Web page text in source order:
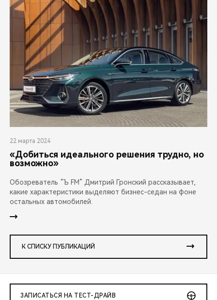
22 марта 2024
«Добиться идеального решения трудно, но
возможно»
Обозреватель “Ъ FM” Дмитрий Гронский рассказывает,
какие характеристики выделяют бизнес-седан на фоне
остальных автомобилей.
К СПИСКУ ПУБЛИКАЦИЙ
ЗАПИСАТЬСЯ НА ТЕСТ-ДРАЙВ